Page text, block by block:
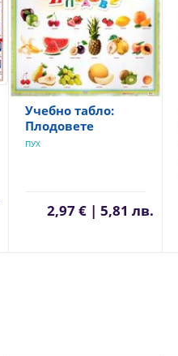
Учебно табло:
Плодовете
ПУХ
2,97 € | 5,81 лв.